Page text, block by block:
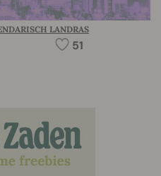
LANDRAS
51